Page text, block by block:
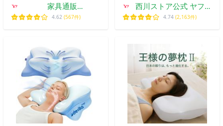
家具通販
KAGUWORLD(カグワ
4.62 (567件)
西川ストア公式 ヤフー
店
4.74 (2,163件)